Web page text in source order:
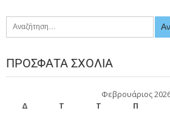
ΠΡΌΣΦΑΤΑ ΣΧΌΛΙΑ
Φεβρουάριος
Δ
Τ Τ Π